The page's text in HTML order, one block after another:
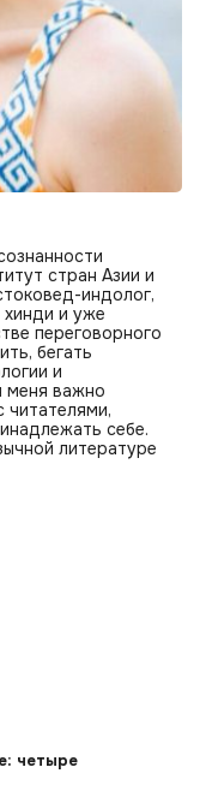
стран Азии и
индолог,
и уже
переговорного
бегать
и
меня важно
читателями,
себе.
литературе
четыре